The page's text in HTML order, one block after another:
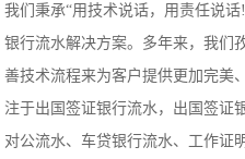
我们秉承“用技术说话，用责任说
银行流水解决方案。多年来，我们
善技术流程来为客户提供更加完美
注于出国签证银行流水，出国签证
对公流水、车贷银行流水、工作证